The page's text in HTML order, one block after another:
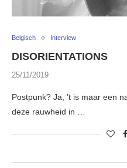
Belgisch Interview
DISORIENTATIONS
25/11/2019
Postpunk? Ja, ’t is maar een
deze rauwheid in …